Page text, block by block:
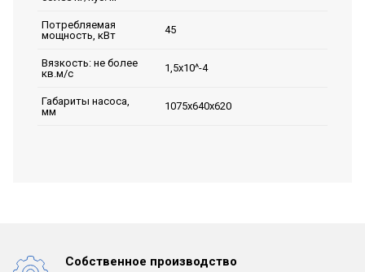
Потребляемая
мощность, кВт
45
Вязкость: не более
кв.м/с
1,5х10^-4
Габариты насоса,
мм
1075х640х620
Собственное производство